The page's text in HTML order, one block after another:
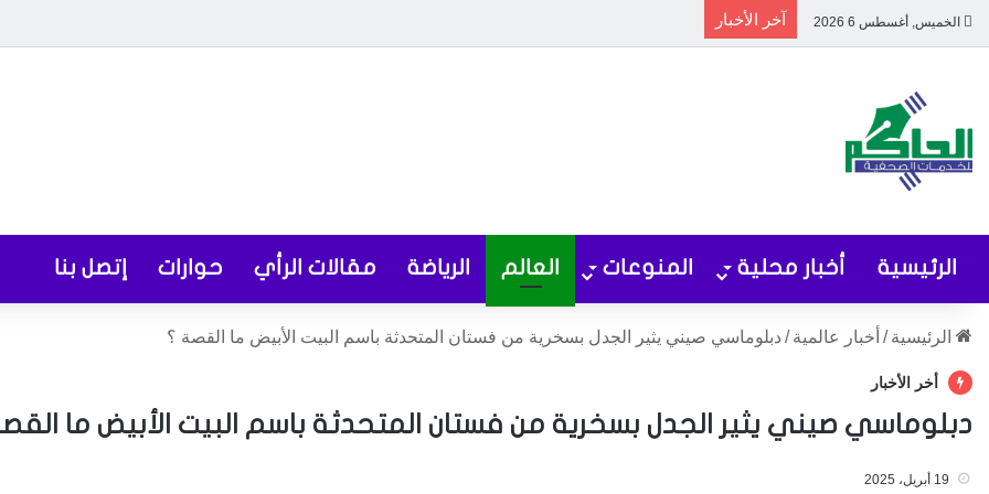
الخميس, أغسطس 6 2026 آخر الأخبار
الرئيسية أخبار محلية المنوعات العالم الرياضة مقالات الرأي حوارات إتصل بنا
الرئيسية / أخبار عالمية / دبلوماسي صيني يثير الجدل بسخرية من فستان المتحدثة باسم البيت الأبيض ما القصة ؟
أخر الأخبار
دبلوماسي صيني يثير الجدل بسخرية من فستان المتحدثة باسم البيت الأبيض ما
19 أبريل، 2025